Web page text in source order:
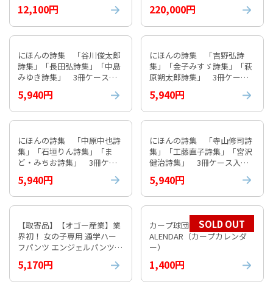
12,100円
かります】 紹介動画付
220,000円
にほんの詩集 「谷川俊太郎
詩集」「長田弘詩集」「中島
みゆき詩集」 3冊ケース入
5,940円
にほんの詩集 「吉野弘詩
集」「金子みすゞ詩集」「萩
原朔太郎詩集」 3冊ケース
入り⓶
5,940円
にほんの詩集 「中原中也詩
集」「石垣りん詩集」「ま
ど・みちお詩集」 3冊ケー
5,940円
にほんの詩集 「寺山修司詩
集」「工藤直子詩集」「宮沢
健治詩集」 3冊ケース入り
5,940円
【取寄品】【オゴー産業】業
界初！ 女の子専用 通学ハー
フパンツ エンジェルパンツ
【通常納期1週間程度】
5,170円
カープ球団公式 2026 CARP C
ALENDAR（カープカレンダ
ー）
1,400円
SOLD OUT